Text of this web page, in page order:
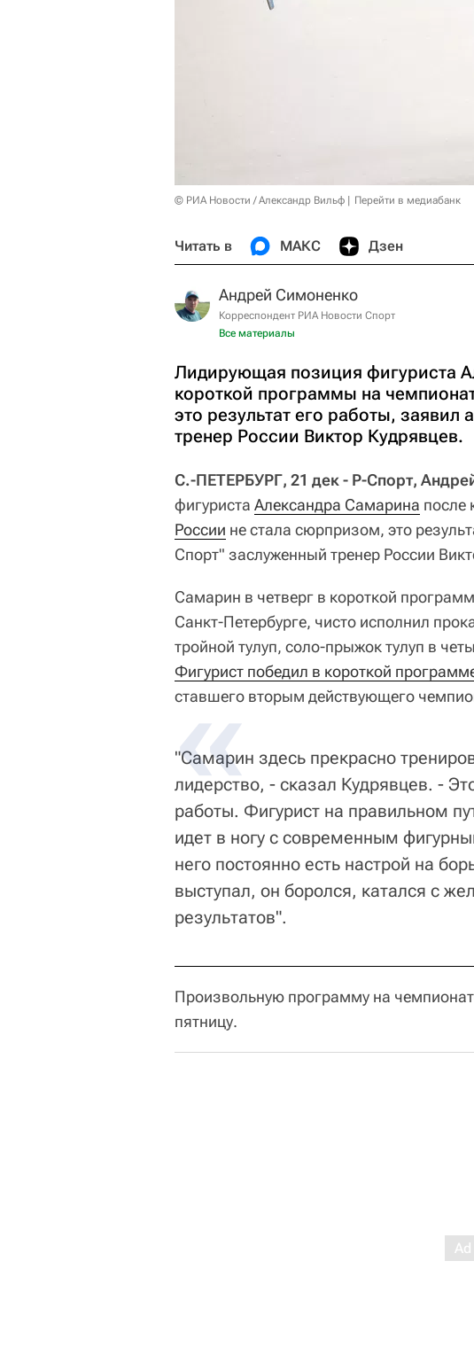
© РИА Новости / Александр Вильф Перейти в медиабанк
Читать в МАКС Дзен
Андрей Симоненко
Корреспондент РИА Новости Спорт
Все материалы
Лидирующая позиция фигуриста
короткой программы на
это результат его работы, заявил
тренер России Виктор Кудрявцев.
С.-ПЕТЕРБУРГ, 21 дек - Р-Спорт,
фигуриста Александра Самарина после
России не стала сюрпризом, это
Спорт" заслуженный тренер России
Самарин в четверг в короткой
Санкт-Петербурге, чисто исполнил
тройной тулуп, соло-прыжок тулуп в
Фигурист победил в короткой
ставшего вторым действующего
"Самарин здесь прекрасно
лидерство, - сказал Кудрявцев. -
работы. Фигурист на правильном
идет в ногу с современным
него постоянно есть настрой на
выступал, он боролся, катался с
результатов".
Произвольную программу на
пятницу.